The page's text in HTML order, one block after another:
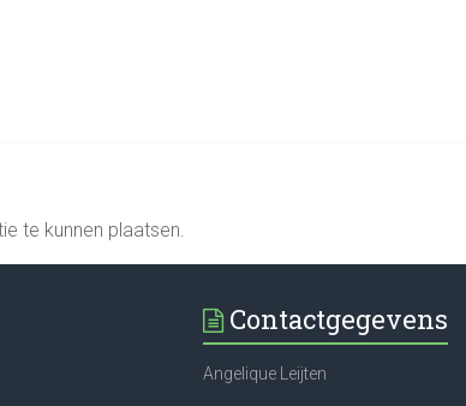
te kunnen plaatsen.
Contactgegevens
Angelique Leijten